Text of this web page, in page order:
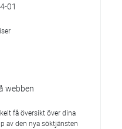
01
webben
få översikt över dina
av den nya söktjänsten